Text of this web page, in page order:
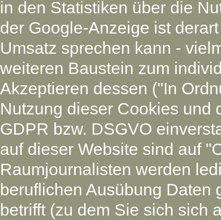
in den Statistiken über die
der Google-Anzeige ist
Umsatz sprechen kann -
weiteren Baustein zum
Akzeptieren dessen ("In
Nutzung dieser Cookies und
GDPR bzw. DSGVO
auf dieser Website sind auf
Raumjournalisten werden
beruflichen Ausübung Daten
betrifft (zu dem Sie sich sich